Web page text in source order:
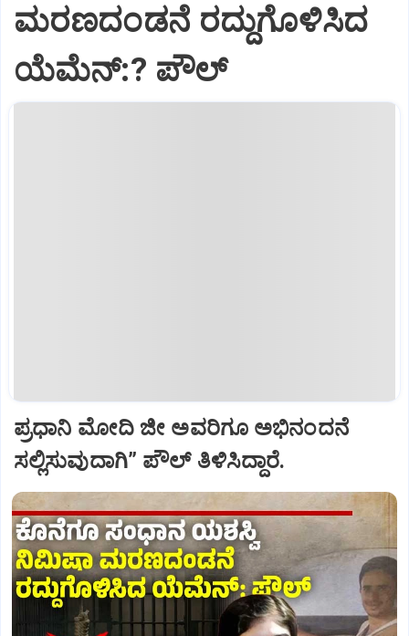
ಮರಣದಂಡನೆ ರದ್ದುಗೊಳಿಸಿದ
ಯೆಮೆನ್:? ಪೌಲ್
ಪ್ರಧಾನಿ ಮೋದಿ ಜೀ ಅವರಿಗೂ ಅಭಿನಂದನೆ
ಸಲ್ಲಿಸುವುದಾಗಿ” ಪೌಲ್‌ ತಿಳಿಸಿದ್ದಾರೆ.